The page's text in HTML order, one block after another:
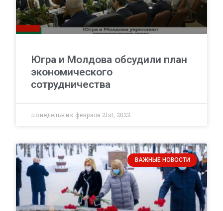
Югра и Молдова обсудили план
экономического
сотрудничества
понедельник февраля 21st, 2022
ВАЖНЫЕ НОВОСТИ